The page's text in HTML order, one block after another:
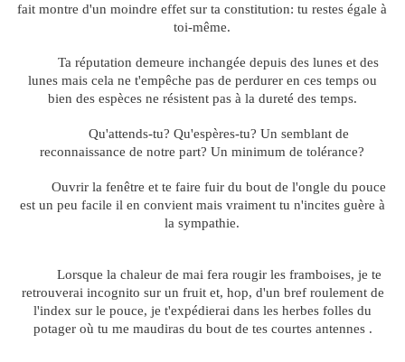
fait montre d'un moindre effet sur ta constitution: tu restes égale à
toi-même.
Ta réputation demeure inchangée depuis des lunes et des
lunes mais cela ne t'empêche pas de perdurer en ces temps ou
bien des espèces ne résistent pas à la dureté des temps.
Qu'attends-tu? Qu'espères-tu? Un semblant de
reconnaissance de notre part? Un minimum de tolérance?
Ouvrir la fenêtre et te faire fuir du bout de l'ongle du pouce
est un peu facile il en convient mais vraiment tu n'incites guère à
la sympathie.
Lorsque la chaleur de mai fera rougir les framboises, je te
retrouverai incognito sur un fruit et, hop, d'un bref roulement de
l'index sur le pouce, je t'expédierai dans les herbes folles du
potager où tu me maudiras du bout de tes courtes antennes .